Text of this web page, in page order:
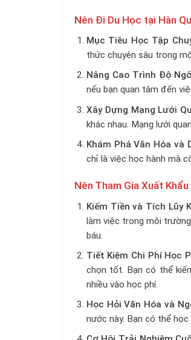
Nên Đi Du Học tại Hàn
Mục Tiêu Học Tập
thức chuyên sâu trong
Nâng Cao Trình Độ
nếu bạn quan tâm đến
Xây Dựng Mạng Lưới
khác nhau. Mạng lưới
Khám Phá Văn Hóa và
chỉ là việc học hành mà
Nên Tham Gia Xuất
Kiếm Tiền và Tích Lũy
làm việc trong môi
báu.
Tiết Kiệm Chi Phí Học
chọn tốt. Bạn có thể
nhiều vào học phí.
Học Hỏi Văn Hóa và
nước này. Bạn có thể